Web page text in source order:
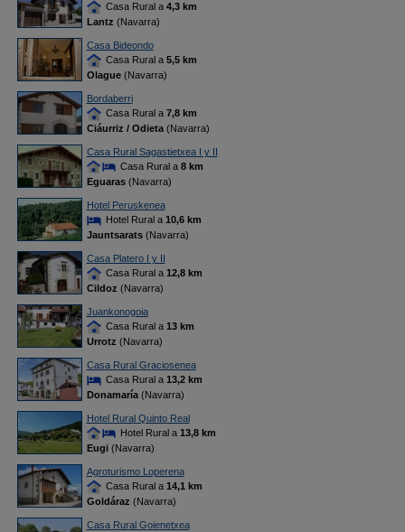
Casa Rural a 4,3 km
Lantz (Navarra)
Casa Bideondo
Casa Rural a 5,5 km
Olague(Navarra)
Bordaberri
Casa Rural a 7,8 km
Ciáurriz / Odieta(Navarra)
Casa Rural Sagastietxea I y II
Casa Rural a 8 km
Eguaras(Navarra)
Hotel Peruskenea
Hotel Rural a 10,6 km
Jauntsarats(Navarra)
Casa Platero I y II
Casa Rural a 12,8 km
Cildoz (Navarra)
Juankonogoia
Casa Rural a 13 km
Urrotz (Navarra)
Casa Rural Graciosenea
Casa Rural a 13,2 km
Donamaría(Navarra)
Hotel Rural Quinto Real
Hotel Rural a 13,8 km
Eugi(Navarra)
Agroturismo Loperena
Casa Rural a 14,1 km
Goldáraz (Navarra)
Casa Rural Goienetxea